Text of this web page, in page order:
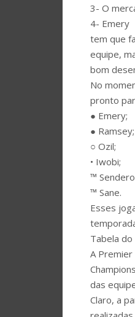
3- O
4- Emery
tem que
equipe,
bom
No
pronto
● Emery;
● Ramsey;
○ Ozil;
• Iwobi;
™
™ Sane.
Esses
Tabela
A
das
Claro, a